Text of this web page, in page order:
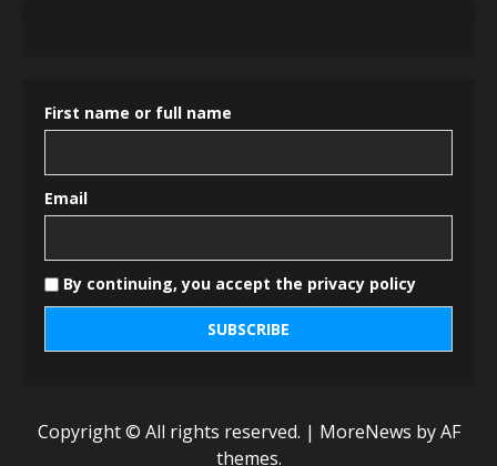
First name or full name
Email
By continuing, you accept the privacy policy
Copyright © All rights reserved. | MoreNews by AF
themes.